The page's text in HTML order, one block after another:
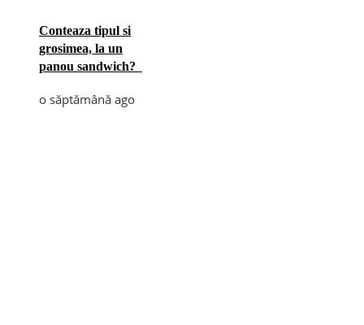
Conteaza tipul si
grosimea, la un
panou sandwich?
o săptămână ago